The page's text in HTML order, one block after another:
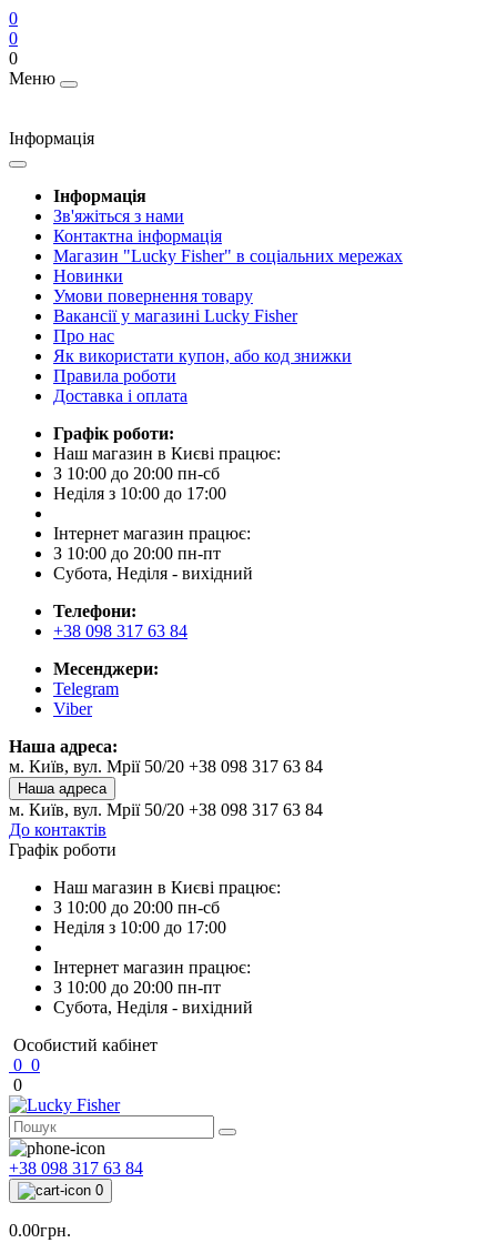
0
0
0
Меню
Інформація
Інформація
Зв'яжіться з нами
Контактна інформація
Магазин "Lucky Fisher" в соціальних мережах
Новинки
Умови повернення товару
Вакансії у магазині Lucky Fisher
Про нас
Як використати купон, або код знижки
Правила роботи
Доставка і оплата
Графік роботи:
Наш магазин в Києві працює:
З 10:00 до 20:00 пн-сб
Неділя з 10:00 до 17:00
Інтернет магазин працює:
З 10:00 до 20:00 пн-пт
Субота, Неділя - вихідний
Телефони:
+38 098 317 63 84
Месенджери:
Telegram
Viber
Наша адреса:
м. Київ, вул. Мрії 50/20 +38 098 317 63 84
Наша адреса
м. Київ, вул. Мрії 50/20 +38 098 317 63 84
До контактів
Графік роботи
Наш магазин в Києві працює:
З 10:00 до 20:00 пн-сб
Неділя з 10:00 до 17:00
Інтернет магазин працює:
З 10:00 до 20:00 пн-пт
Субота, Неділя - вихідний
Особистий кабінет
0 0
0
+38 098 317 63 84
0
0.00грн.